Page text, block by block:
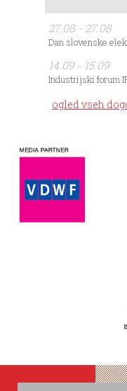
27.08 - 27.08
Dan slovenske
14.09 - 15.09
Industrijski forum
ogled vseh